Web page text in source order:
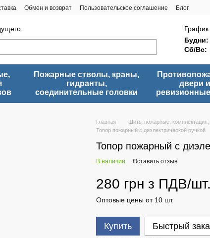
Обмен и возврат Пользовательское соглашение Блог
График
Будни:
Сб/Вс:
Пожарные стволы, краны,
гидранты,
соединительные головки
двери и
Главная Щиты пожарные, комплектация,
Топор пожарный с диэлектрической ручкой
Топор пожарный с
В наличии Оставить отзыв
280 грн з ПДВ/шт.
Оптовые цены от 10 шт.
Купить Быстрый